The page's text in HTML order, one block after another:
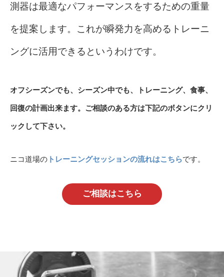
測器は最適なパフォーマンスをするための重量
を提案します。これが瞬発力を高めるトレーニ
ングに活用できるというわけです。
オフシーズンでも、シーズン中でも、トレーニング、食事、
回復の計画出来ます。ご相談のある方は下記のボタンにクリ
ックして下さい。
ニコ道場の トレーニングセッションの流れはこちらです。
ご相談はこちら